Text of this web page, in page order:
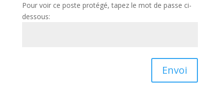
Pour voir ce poste protégé, tapez le mot de passe ci-
dessous:
Envoi